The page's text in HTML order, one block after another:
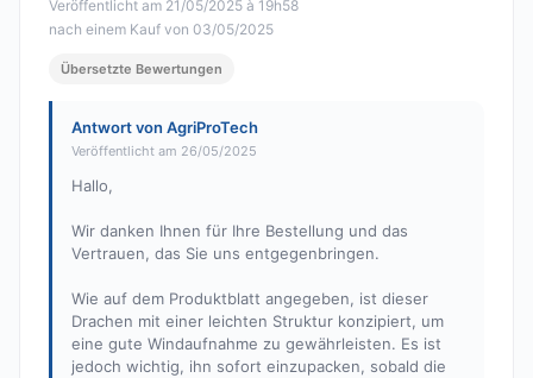
Veröffentlicht am 21/05/2025 à 19h58
nach einem Kauf von 03/05/2025
Übersetzte Bewertungen
Antwort von AgriProTech
Veröffentlicht am 26/05/2025
Hallo,
Wir danken Ihnen für Ihre Bestellung und das
Vertrauen, das Sie uns entgegenbringen.
Wie auf dem Produktblatt angegeben, ist dieser
Drachen mit einer leichten Struktur konzipiert, um
eine gute Windaufnahme zu gewährleisten. Es ist
jedoch wichtig, ihn sofort einzupacken, sobald die